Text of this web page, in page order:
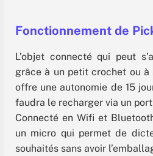
Fonctionnement de
L’objet connecté qui peut
grâce à un petit crochet ou
offre une autonomie de 15
faudra le recharger via un
Connecté en Wifi et
un micro qui permet de
souhaités sans avoir